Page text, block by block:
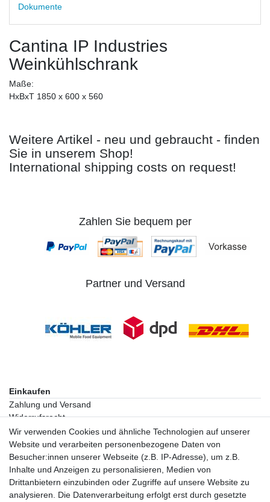
Dokumente
Cantina IP Industries
Weinkühlschrank
Maße:
HxBxT 1850 x 600 x 560
Weitere Artikel - neu und gebraucht - finden
Sie in unserem Shop!
International shipping costs on request!
Zahlen Sie bequem per
Partner und Versand
Einkaufen
Zahlung und Versand
Widerrufsrecht
Warenkorb
Zur Kasse
Vertrag widerrufen
Mein Konto
Wir verwenden Cookies und ähnliche Technologien auf unserer
Website und verarbeiten personenbezogene Daten von
Besucher:innen unserer Webseite (z.B. IP-Adresse), um z.B.
Inhalte und Anzeigen zu personalisieren, Medien von
Drittanbietern einzubinden oder Zugriffe auf unsere Website zu
analysieren. Die Datenverarbeitung erfolgt erst durch gesetzte